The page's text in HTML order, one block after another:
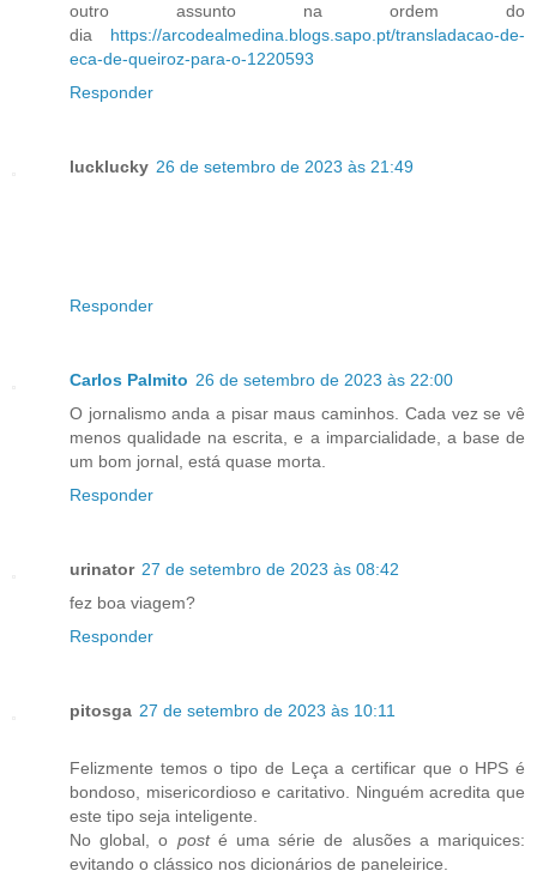
outro assunto na ordem do
dia https://arcodealmedina.blogs.sapo.pt/transladacao-de-
eca-de-queiroz-para-o-1220593
Responder
lucklucky 26 de setembro de 2023 às 21:49
Responder
Carlos Palmito 26 de setembro de 2023 às 22:00
O jornalismo anda a pisar maus caminhos. Cada vez se vê
menos qualidade na escrita, e a imparcialidade, a base de
um bom jornal, está quase morta.
Responder
urinator 27 de setembro de 2023 às 08:42
fez boa viagem?
Responder
pitosga 27 de setembro de 2023 às 10:11
Felizmente temos o tipo de Leça a certificar que o HPS é
bondoso, misericordioso e caritativo. Ninguém acredita que
este tipo seja inteligente.
No global, o posté uma série de alusões a mariquices:
evitando o clássico nos dicionários de paneleirice.